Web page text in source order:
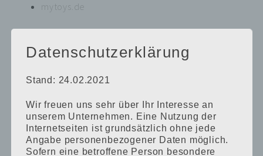
mytoys.de
You’ll Also Love
Plus
Muttertagsgutscheine
auf einen Blick
Adventskalender bei
Jako-o
Datenschutzerklärung
Stand: 24.02.2021
Wir freuen uns sehr über Ihr Interesse an
unserem Unternehmen. Eine Nutzung der
Internetseiten ist grundsätzlich ohne jede
Angabe personenbezogener Daten möglich.
Sofern eine betroffene Person besondere